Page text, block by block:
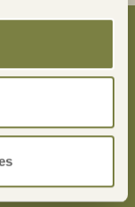
Golfreisen. Wir
Welt, um Ihre
lassen. Als
alle passionierte
perfekten Runde